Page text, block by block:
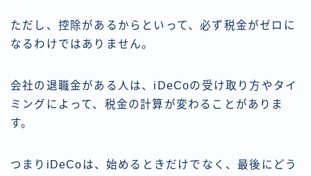
ただし、控除があるからといって、必ず税金がゼロに
なるわけではありません。
会社の退職金がある人は、iDeCoの受け取り方やタイ
ミングによって、税金の計算が変わることがありま
す。
つまりiDeCoは、始めるときだけでなく、最後にどう